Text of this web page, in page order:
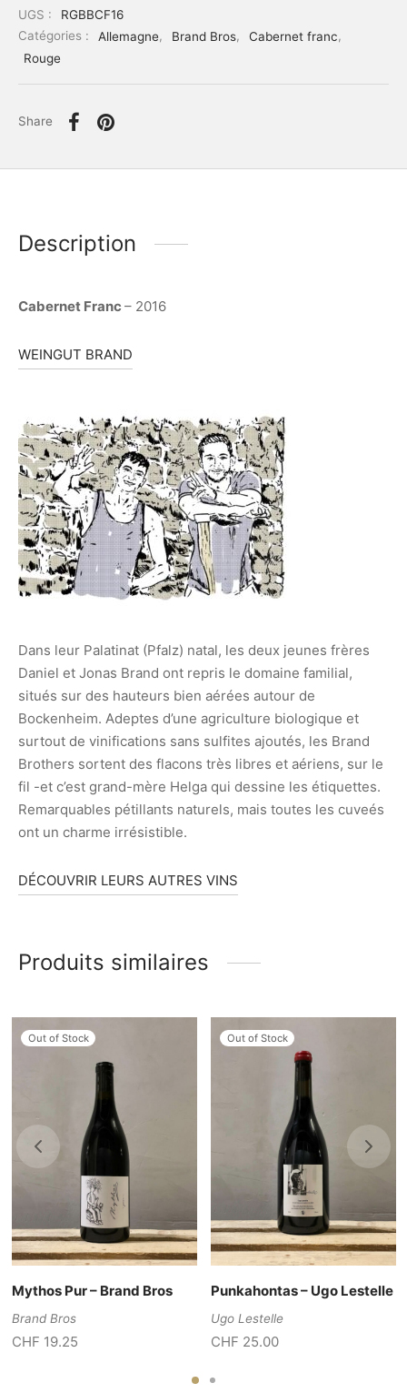
UGS :
RGBBCF16
Catégories :
Allemagne, Brand Bros, Cabernet franc,
Rouge
Share
Description
Cabernet Franc – 2016
WEINGUT BRAND
Dans leur Palatinat (Pfalz) natal, les deux jeunes frères
Daniel et Jonas Brand ont repris le domaine familial,
situés sur des hauteurs bien aérées autour de
Bockenheim. Adeptes d’une agriculture biologique et
surtout de vinifications sans sulfites ajoutés, les Brand
Brothers sortent des flacons très libres et aériens, sur le
fil -et c’est grand-mère Helga qui dessine les étiquettes.
Remarquables pétillants naturels, mais toutes les cuveés
ont un charme irrésistible.
DÉCOUVRIR LEURS AUTRES VINS
Produits similaires
Out of Stock
Mythos Pur – Brand Bros
Brand Bros
CHF 19.25
Out of Stock
Punkahontas – Ugo Lestelle
Ugo Lestelle
CHF 25.00